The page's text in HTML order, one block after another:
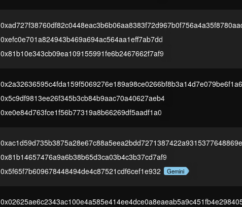
0xefc0e701a824943b469a694ac564aa1eff7ab7dd
0x81b10e343cb09ea109155991fe6b2467662f7af9
0x5c9df9813ee26f345b3cb84b9aac70a40627aeb4
0xe0e84d763fce1f56b77319a8b66269df5aadf1a0
0x81b14657476a9a6b38b65d3ca03b4c3b37cd7af9
0x5f65f7b609678448494de4c87521cdf6cef1e932 Gemini